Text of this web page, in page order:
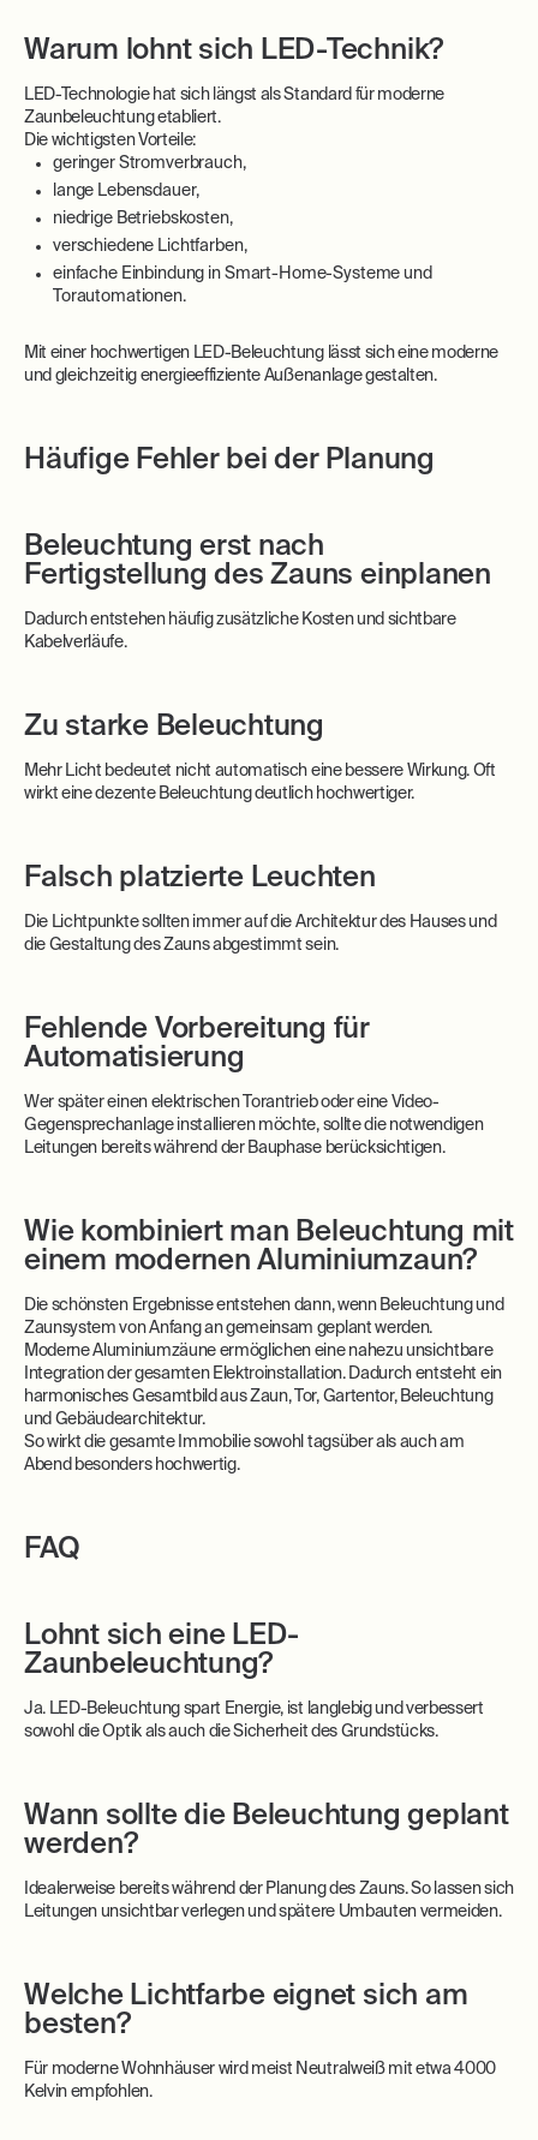
Warum lohnt sich LED-Technik?
LED-Technologie hat sich längst als Standard für moderne
Zaunbeleuchtung etabliert.
Die wichtigsten Vorteile:
geringer Stromverbrauch,
lange Lebensdauer,
niedrige Betriebskosten,
verschiedene Lichtfarben,
einfache Einbindung in Smart-Home-Systeme und
Torautomationen.
Mit einer hochwertigen LED-Beleuchtung lässt sich eine moderne
und gleichzeitig energieeffiziente Außenanlage gestalten.
Häufige Fehler bei der Planung
Beleuchtung erst nach
Fertigstellung des Zauns einplanen
Dadurch entstehen häufig zusätzliche Kosten und sichtbare
Kabelverläufe.
Zu starke Beleuchtung
Mehr Licht bedeutet nicht automatisch eine bessere Wirkung. Oft
wirkt eine dezente Beleuchtung deutlich hochwertiger.
Falsch platzierte Leuchten
Die Lichtpunkte sollten immer auf die Architektur des Hauses und
die Gestaltung des Zauns abgestimmt sein.
Fehlende Vorbereitung für
Automatisierung
Wer später einen elektrischen Torantrieb oder eine Video-
Gegensprechanlage installieren möchte, sollte die notwendigen
Leitungen bereits während der Bauphase berücksichtigen.
Wie kombiniert man Beleuchtung mit
einem modernen Aluminiumzaun?
Die schönsten Ergebnisse entstehen dann, wenn Beleuchtung und
Zaunsystem von Anfang an gemeinsam geplant werden.
Moderne Aluminiumzäune ermöglichen eine nahezu unsichtbare
Integration der gesamten Elektroinstallation. Dadurch entsteht ein
harmonisches Gesamtbild aus Zaun, Tor, Gartentor, Beleuchtung
und Gebäudearchitektur.
So wirkt die gesamte Immobilie sowohl tagsüber als auch am
Abend besonders hochwertig.
FAQ
Lohnt sich eine LED-
Zaunbeleuchtung?
Ja. LED-Beleuchtung spart Energie, ist langlebig und verbessert
sowohl die Optik als auch die Sicherheit des Grundstücks.
Wann sollte die Beleuchtung geplant
werden?
Idealerweise bereits während der Planung des Zauns. So lassen sich
Leitungen unsichtbar verlegen und spätere Umbauten vermeiden.
Welche Lichtfarbe eignet sich am
besten?
Für moderne Wohnhäuser wird meist Neutralweiß mit etwa 4000
Kelvin empfohlen.